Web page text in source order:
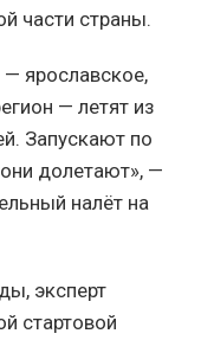
части страны.
— ярославское,
— летят из
Запускают по
долетают», —
налёт на
эксперт
стартовой